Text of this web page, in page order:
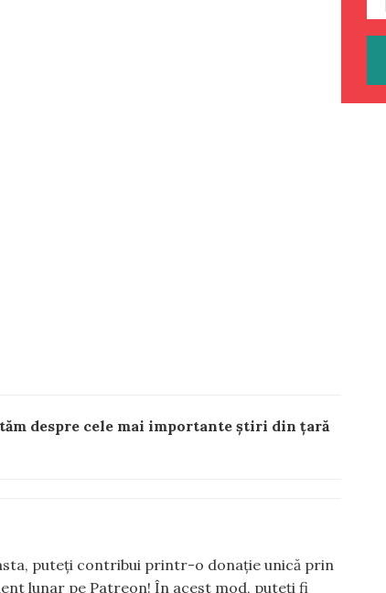
despre cele mai importante știri din țară
puteți contribui printr-o donație unică prin
lunar pe Patreon! În acest mod, puteți fi